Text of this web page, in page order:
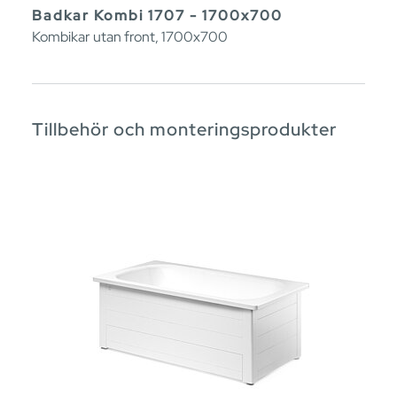
Badkar Kombi 1707 - 1700x700
Kombikar utan front, 1700x700
Tillbehör och monteringsprodukter